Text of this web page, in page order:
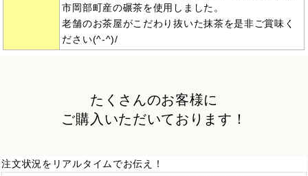
市岡部町産の碾茶を使用しました。
老舗のお茶屋がこだわり抜いた抹茶を是非ご賞味く
ださい(^-^)/
たくさんのお客様に
ご購入いただいております！
注文状況をリアルタイムでお伝え！